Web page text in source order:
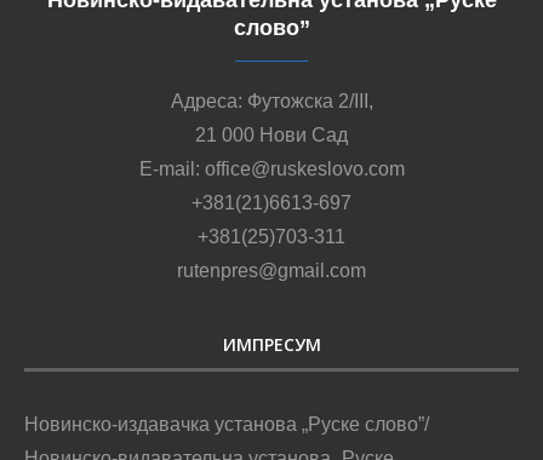
слово”
Адреса: Футожска 2/III,
21 000 Нови Сад
E-mail: office@ruskeslovo.com
+381(21)6613-697
+381(25)703-311
rutenpres@gmail.com
ИМПРЕСУМ
Новинско-издавачка установа „Руске слово”/